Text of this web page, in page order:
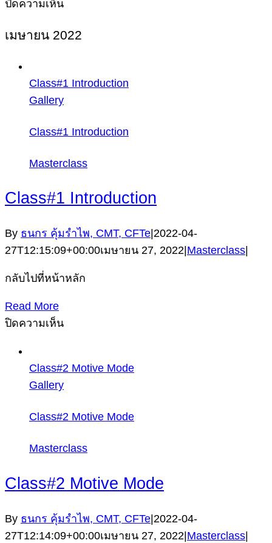
ปิดความเห็นบน
จิตวิทยา
เมษายน 2022
Class#1 Introduction
Gallery
Class#1 Introduction
Masterclass
Class#1 Introduction
By ธนกร คุ้มรำไพ, CMT, CFTe 2022-04-
27T12:15:09+00:00เมษายน 27, 2022 Masterclass
กลับไปที่หน้าหลัก
Read More
ปิดความเห็นบน
Class#2 Motive Mode
Gallery
Class#2 Motive Mode
Masterclass
Class#2 Motive Mode
By ธนกร คุ้มรำไพ, CMT, CFTe 2022-04-
27T12:14:09+00:00เมษายน 27, 2022 Masterclass